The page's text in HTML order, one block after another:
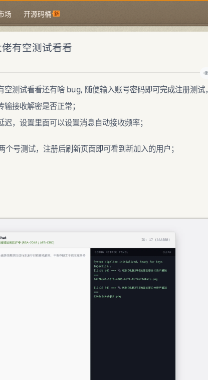
场 开源码桶
有空测试看看
测试看看还有啥 bug, 随便输入账号密码即可完成注册测试，
接收解密是否正常；
，设置里面可以设置消息自动接收频率；
个号测试，注册后刷新页面即可看到新加入的用户；